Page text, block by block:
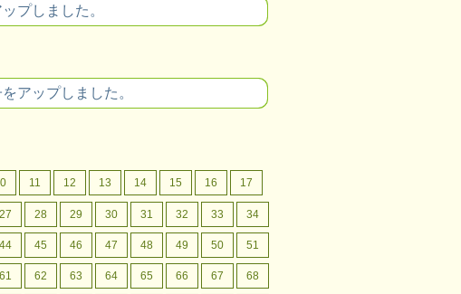
プしました。
アップしました。
11 12 13 14 15 16 17
27 28 29 30 31 32 33 34
44 45 46 47 48 49 50 51
61 62 63 64 65 66 67 68